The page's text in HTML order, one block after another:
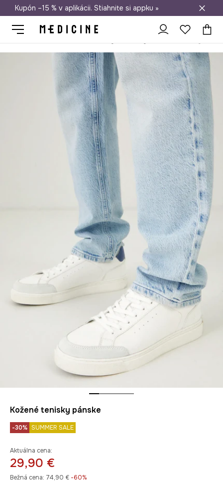
Doprava zadarmo od 50 €
Kupón –15 % v aplikácii. Stiahnite si appku »
Kožené tenisky pánske
-30% SUMMER SALE
Aktuálna cena:
29,90 €
Bežná cena: 74,90 € -60%